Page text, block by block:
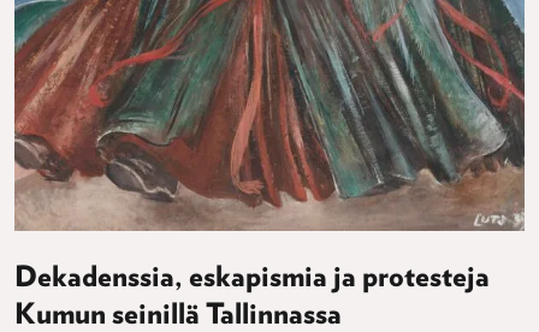
Dekadenssia, eskapismia ja protesteja
Kumun seinillä Tallinnassa